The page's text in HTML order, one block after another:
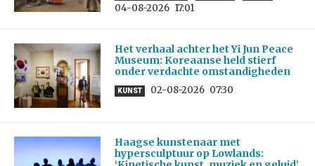
04-08-2026 17:01
Het verhaal achter het Yi Jun Peace
Museum: Koreaanse held stierf
onder verdachte omstandigheden
KUNST 02-08-2026 07:30
Haagse kunstenaar met
hypersculptuur op Lowlands: